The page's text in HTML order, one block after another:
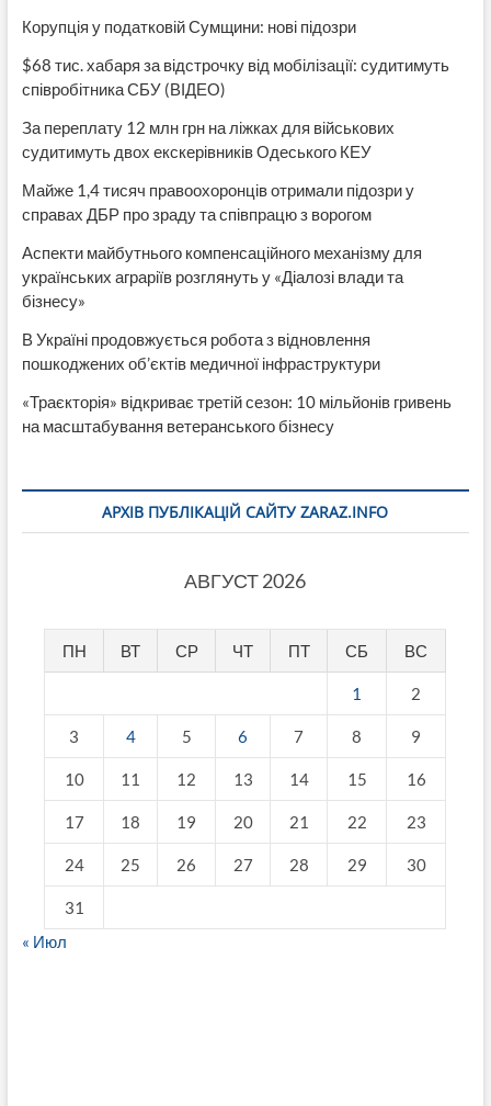
Корупція у податковій Сумщини: нові підозри
$68 тис. хабаря за відстрочку від мобілізації: судитимуть
співробітника СБУ (ВІДЕО)
За переплату 12 млн грн на ліжках для військових
судитимуть двох екскерівників Одеського КЕУ
Майже 1,4 тисяч правоохоронців отримали підозри у
справах ДБР про зраду та співпрацю з ворогом
Аспекти майбутнього компенсаційного механізму для
українських аграріїв розглянуть у «Діалозі влади та
бізнесу»
В Україні продовжується робота з відновлення
пошкоджених об’єктів медичної інфраструктури
«Траєкторія» відкриває третій сезон: 10 мільйонів гривень
на масштабування ветеранського бізнесу
АРХІВ ПУБЛІКАЦІЙ САЙТУ ZARAZ.INFO
АВГУСТ 2026
ПН ВТ СР ЧТ ПТ СБ ВС
1 2
3 4 5 6 7 8 9
10 11 12 13 14 15 16
17 18 19 20 21 22 23
24 25 26 27 28 29 30
31
« Июл